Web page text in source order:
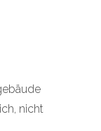
nicht